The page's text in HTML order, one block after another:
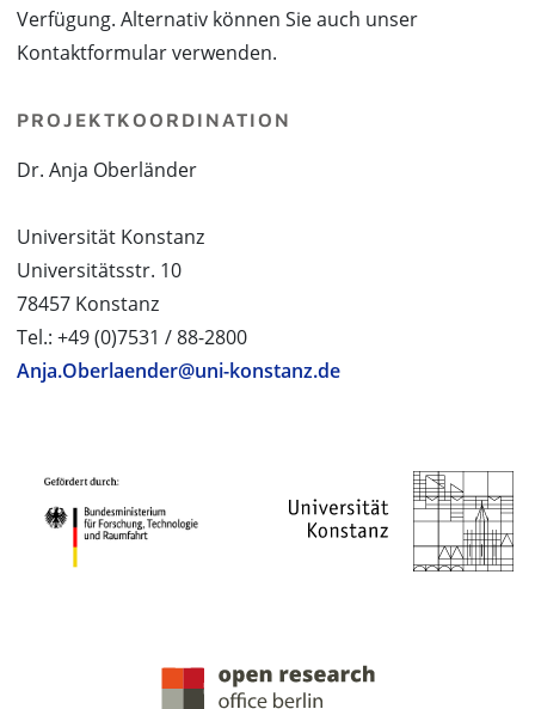
Verfügung. Alternativ können Sie auch unser
Kontaktformular verwenden.
PROJEKTKOORDINATION
Dr. Anja Oberländer
Universität Konstanz
Universitätsstr. 10
78457 Konstanz
Tel.: +49 (0)7531 / 88-2800
Anja.Oberlaender@uni-konstanz.de